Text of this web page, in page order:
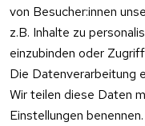
von Besucher:innen
z.B. Inhalte zu
einzubinden oder
Die Datenverarbeitung
Wir teilen diese Daten
Einstellungen
Vertrag
widerrufen